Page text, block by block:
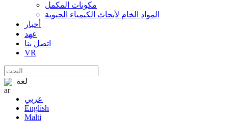
مكونات المكمل
المواد الخام لأبحاث الكيمياء الحيوية
أخبار
عهد
اتصل بنا
VR
لغة
عربي
English
Malti